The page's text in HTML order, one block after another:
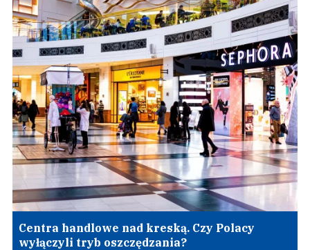
Centra handlowe nad kreską. Czy Polacy
wyłączyli tryb oszczędzania?